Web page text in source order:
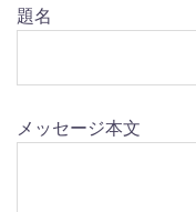
題名
メッセージ本文